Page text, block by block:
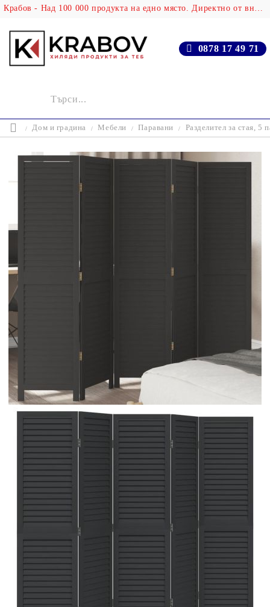
Крабов - Над 100 000 продукта на едно място. Директно от вносителя!
0878 17 49 71
Дом и градина Мебели Паравани Разделител за стая, 5